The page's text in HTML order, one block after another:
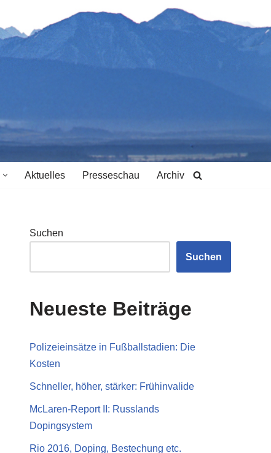
Aktuelles Presseschau Archiv
Suchen
Suchen
Neueste Beiträge
Polizeieinsätze in Fußballstadien: Die
Kosten
Schneller, höher, stärker: Frühinvalide
McLaren-Report II: Russlands
Dopingsystem
Rio 2016, Doping, Bestechung etc.